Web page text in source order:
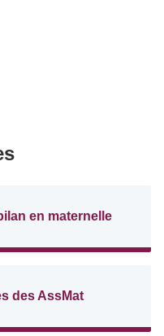
en maternelle
des AssMat